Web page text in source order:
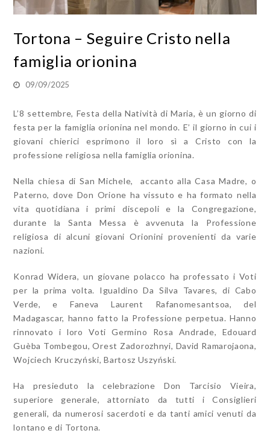
Tortona – Seguire Cristo nella
famiglia orionina
09/09/2025
L’8 settembre, Festa della Natività di Maria, è un giorno di
festa per la famiglia orionina nel mondo. E’ il giorno in cui i
giovani chierici esprimono il loro sì a Cristo con la
professione religiosa nella famiglia orionina.
Nella chiesa di San Michele, accanto alla Casa Madre, o
Paterno, dove Don Orione ha vissuto e ha formato nella
vita quotidiana i primi discepoli e la Congregazione,
durante la Santa Messa è avvenuta la Professione
religiosa di alcuni giovani Orionini provenienti da varie
nazioni.
Konrad Widera, un giovane polacco ha professato i Voti
per la prima volta. Igualdino Da Silva Tavares, di Cabo
Verde, e Faneva Laurent Rafanomesantsoa, del
Madagascar, hanno fatto la Professione perpetua. Hanno
rinnovato i loro Voti Germino Rosa Andrade, Edouard
Guèba Tombegou, Orest Zadorozhnyi, David Ramarojaona,
Wojciech Kruczyński, Bartosz Uszyński.
Ha presieduto la celebrazione Don Tarcisio Vieira,
superiore generale, attorniato da tutti i Consiglieri
generali, da numerosi sacerdoti e da tanti amici venuti da
lontano e di Tortona.